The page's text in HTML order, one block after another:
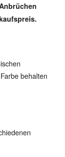
behalten